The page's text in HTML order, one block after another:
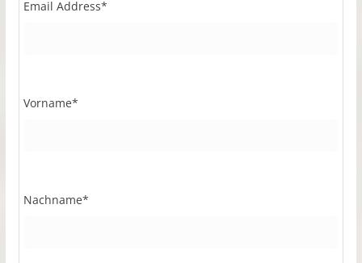
Email Address*
Vorname*
Nachname*